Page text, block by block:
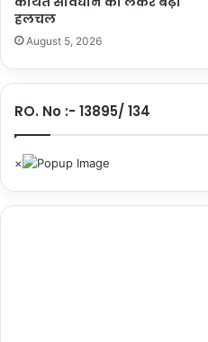
'
या
हलचल
August 5, 2026
RO. No :- 13895/ 134